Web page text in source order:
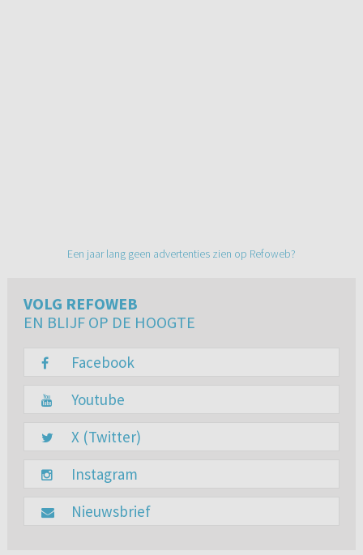
Een jaar lang geen advertenties zien op Refoweb?
VOLG REFOWEB
EN BLIJF OP DE HOOGTE
Facebook
Youtube
X (Twitter)
Instagram
Nieuwsbrief